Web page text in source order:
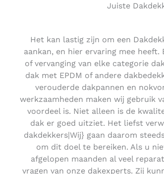
Juiste
Het kan lastig zijn om een
aankan, en hier ervaring mee
of vervanging van elke categorie
dak met EPDM of andere
verouderde dakpannen en
werkzaamheden maken wij gebruik
voordeel is. Niet alleen is de
dak er goed uitziet. Het liefst
dakdekkers|Wij} gaan daarom
om dit doel te bereiken. Als u
afgelopen maanden al veel
vragen van onze dakexperts. Zij